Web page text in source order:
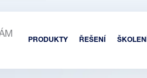
PRODUKTY ŘEŠENÍ ŠKOLENÍ